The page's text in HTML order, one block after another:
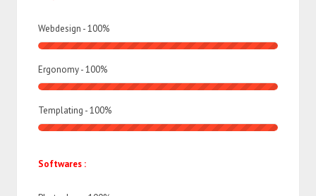
Webdesign -100%
Ergonomy -100%
Templating -100%
Softwares :